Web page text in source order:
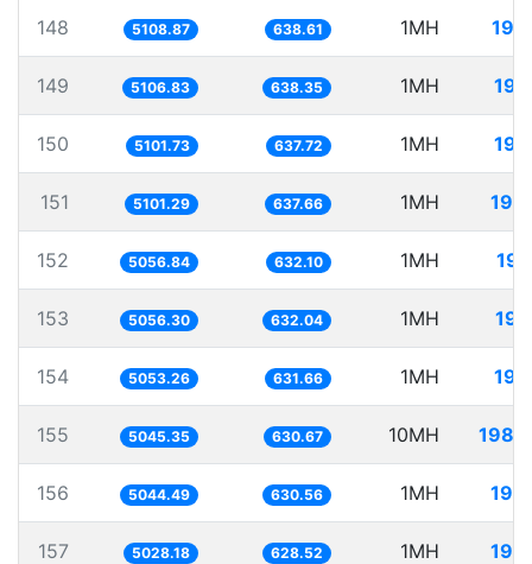
148 5108.87 638.61 1MH
149 5106.83 638.35 1MH
150 5101.73 637.72 1MH
151 5101.29 637.66 1MH
152 5056.84 632.10 1MH
153 5056.30 632.04 1MH
154 5053.26 631.66 1MH
155 5045.35 630.67 10MH
156 5044.49 630.56 1MH
157 5028.18 628.52 1MH